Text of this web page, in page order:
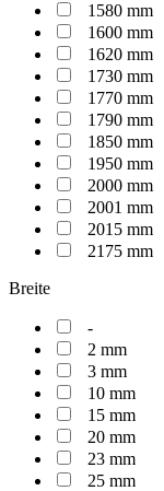
1580 mm
1600 mm
1620 mm
1730 mm
1770 mm
1790 mm
1850 mm
1950 mm
2000 mm
2001 mm
2015 mm
2175 mm
Breite
-
2 mm
3 mm
10 mm
15 mm
20 mm
23 mm
25 mm